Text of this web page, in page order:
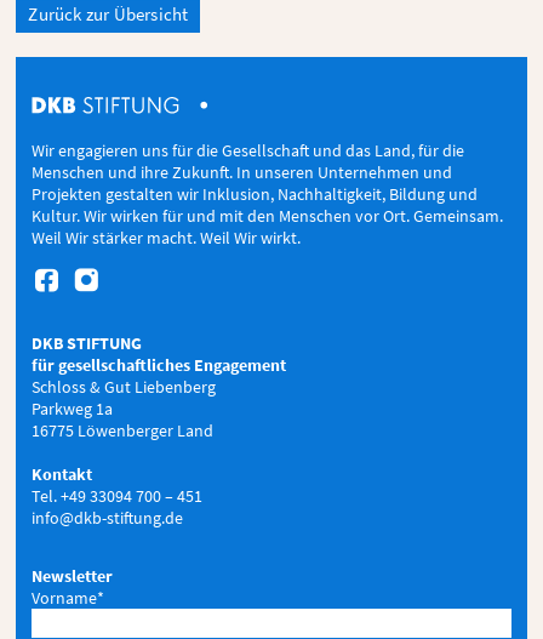
Zurück zur Übersicht
Wir engagieren uns für die Gesellschaft und das Land, für die
Menschen und ihre Zukunft. In unseren Unternehmen und
Projekten gestalten wir Inklusion, Nachhaltigkeit, Bildung und
Kultur. Wir wirken für und mit den Menschen vor Ort. Gemeinsam.
Weil Wir stärker macht. Weil Wir wirkt.
 
DKB STIFTUNG
für gesellschaftliches Engagement
Schloss & Gut Liebenberg
Parkweg 1a
16775 Löwenberger Land
Kontakt
Tel. +49 33094 700 – 451
info@dkb-stiftung.de
Newsletter
Vorname*